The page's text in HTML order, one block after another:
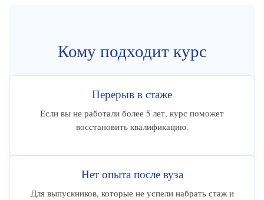
Кому подходит курс
Перерыв в стаже
Если вы не работали более 5 лет, курс поможет
восстановить квалификацию.
Нет опыта после вуза
Для выпускников, которые не успели набрать стаж и